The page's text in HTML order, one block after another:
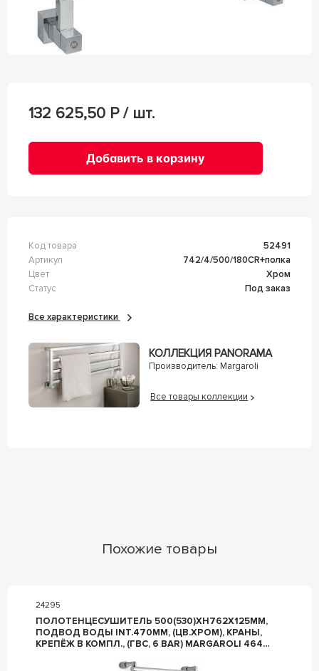
132 625,50 Р / шт.
Добавить в корзину
Код товара
52491
Артикул
742/4/500/180CR+полка
Цвет
Хром
Статус
Под заказ
Все характеристики
КОЛЛЕКЦИЯ PANORAMA
Производитель: Margaroli
Все товары коллекции
Похожие товары
24295
ПОЛОТЕНЦЕСУШИТЕЛЬ 500(530)ХH762Х125ММ,
ПОДВОД ВОДЫ INT.470ММ, (ЦВ.ХРОМ), КРАНЫ,
КРЕПЁЖ В КОМПЛ., (ГВС, 6 BAR) MARGAROLI 464